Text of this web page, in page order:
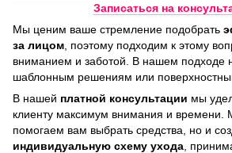
Записаться на
Мы ценим ваше стремление подобрать
за лицом, поэтому подходим к этому
вниманием и заботой. В нашем подходе
шаблонным решениям или
В нашей платной консультации мы
клиенту максимум внимания и времени.
помогаем вам выбрать средства, но и
индивидуальную схему ухода,